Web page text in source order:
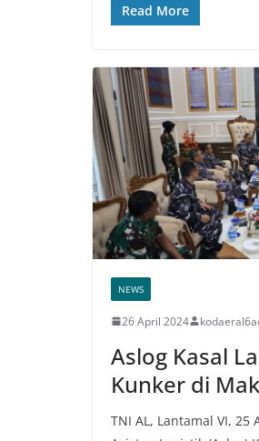
Read More
NEWS
26 April 2024
Aslog Kasal
Kunker di
TNI AL, Lantamal VI, 25